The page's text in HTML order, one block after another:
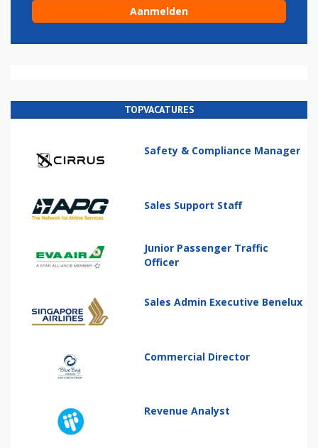
TOPVACATURES
Safety & Compliance Manager
Sales Support Staff
Junior Passenger Traffic
Officer
Sales Admin Executive Benelux
Commercial Director
Revenue Analyst